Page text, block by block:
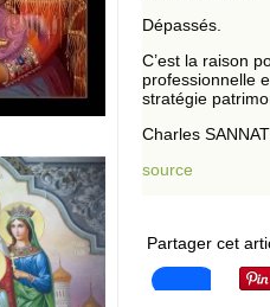
Dépassés.
C’est la raison
professionnelle
stratégie
Charles SANNAT
source
Partager cet